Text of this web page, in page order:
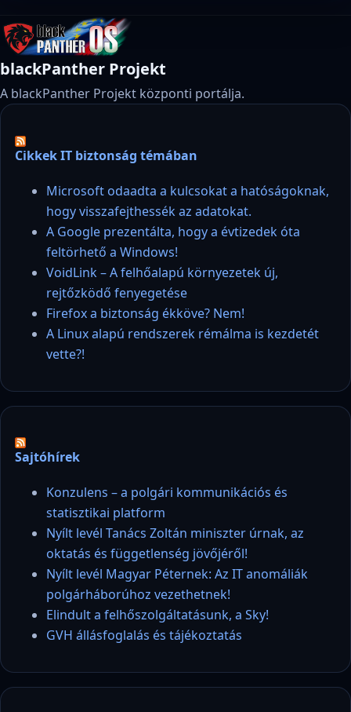
blackPanther Projekt
A blackPanther Projekt központi portálja.
Cikkek IT biztonság témában
Microsoft odaadta a kulcsokat a hatóságoknak,
hogy visszafejthessék az adatokat.
A Google prezentálta, hogy a évtizedek óta
feltörhető a Windows!
VoidLink – A felhőalapú környezetek új,
rejtőzködő fenyegetése
Firefox a biztonság ékköve? Nem!
A Linux alapú rendszerek rémálma is kezdetét
vette?!
Sajtóhírek
Konzulens – a polgári kommunikációs és
statisztikai platform
Nyílt levél Tanács Zoltán miniszter úrnak, az
oktatás és függetlenség jövőjéről!
Nyílt levél Magyar Péternek: Az IT anomáliák
polgárháborúhoz vezethetnek!
Elindult a felhőszolgáltatásunk, a Sky!
GVH állásfoglalás és tájékoztatás